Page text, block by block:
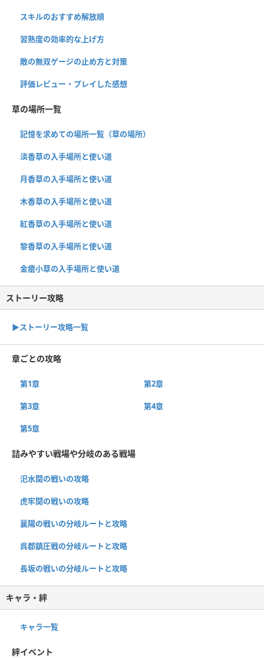
スキルのおすすめ解放順
習熟度の効率的な上げ方
敵の無双ゲージの止め方と対策
評価レビュー・プレイした感想
草の場所一覧
記憶を求めての場所一覧（草の場所）
淡香草の入手場所と使い道
月香草の入手場所と使い道
木香草の入手場所と使い道
紅香草の入手場所と使い道
黎香草の入手場所と使い道
金瘡小草の入手場所と使い道
ストーリー攻略
▶︎ストーリー攻略一覧
章ごとの攻略
第1章 第2章
第3章 第4章
第5章
詰みやすい戦場や分岐のある戦場
汜水関の戦いの攻略
虎牢関の戦いの攻略
襄陽の戦いの分岐ルートと攻略
呉郡鎮圧戦の分岐ルートと攻略
長坂の戦いの分岐ルートと攻略
キャラ・絆
キャラ一覧
絆イベント